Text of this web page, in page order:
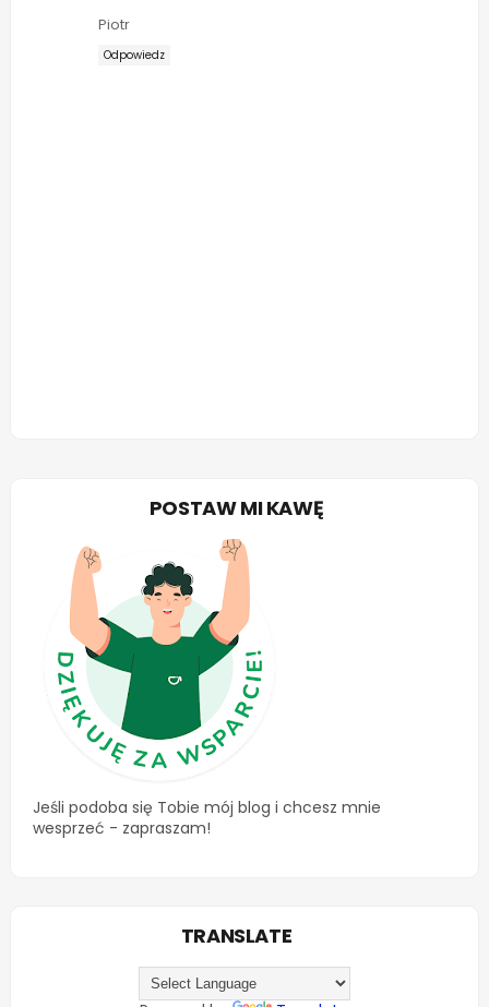
Piotr
Odpowiedz
POSTAW MI KAWĘ
Jeśli podoba się Tobie mój blog i chcesz mnie
wesprzeć - zapraszam!
TRANSLATE